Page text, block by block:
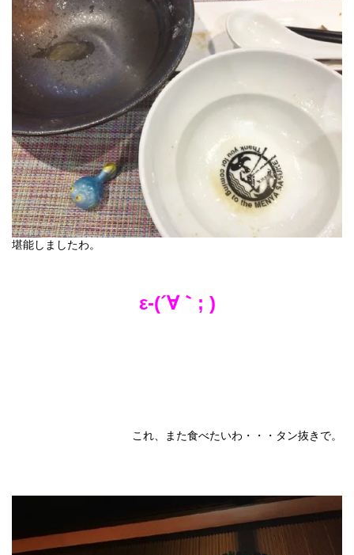
堪能しましたわ。
ε-(´∀｀; )
これ、また食べたいわ・・・タン抜きで。